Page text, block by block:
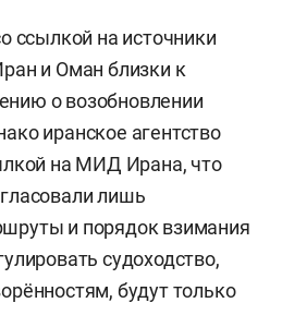
ссылкой на источники
и Оман близки к
о возобновлении
иранское агентство
на МИД Ирана, что
лишь
и порядок взимания
судоходство,
будут только